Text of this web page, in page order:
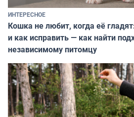
ИНТЕРЕСНОЕ
Кошка не любит, когда её
и как исправить — как найти
независимому питомцу